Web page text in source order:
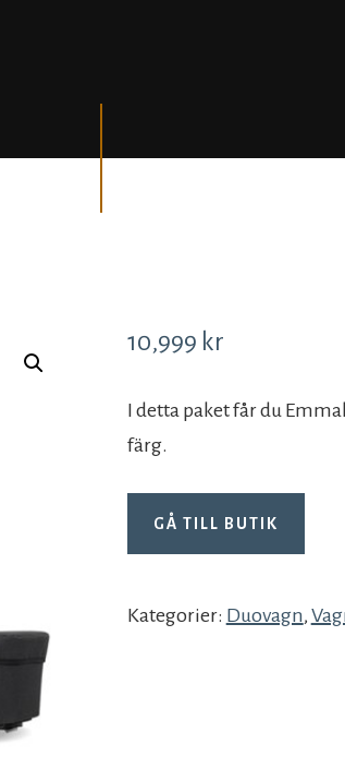
10,999 kr
I detta paket får du
färg.
GÅ TILL BUTIK
Kategorier: Duovagn,